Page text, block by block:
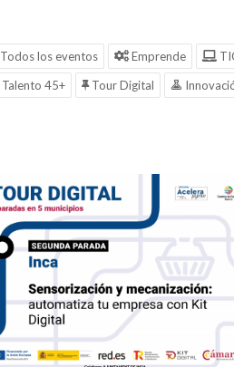
Todos los eventos Emprende
Talento 45+
Tour Digital